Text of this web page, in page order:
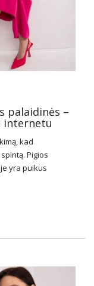
palaidinės –
internetu
kad
Pigios
yra puikus